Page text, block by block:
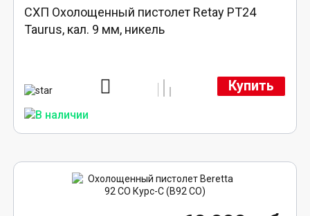
СХП Охолощенный пистолет Retay PT24
Taurus, кал. 9 мм, никель
Купить